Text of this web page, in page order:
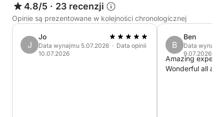
gotowych dostosować wycieczkę do Państwa
życzeń. To nie jest zwykła przejażdżka łodzią: to
sensoryczne doświadczenie łączące ląd, morze i
ogień, zaprojektowane tak, aby pozostawić Cię bez
tchu
4.8/5 · 23 recenzji
Opinie są prezentowane w kolejności chronologicznej
J
Jo
Data wynajmu 5.07.2026 · Data opinii
10.07.2026
B
Ben
Data
9.07.2026
Amazing experience.
Wonderful all